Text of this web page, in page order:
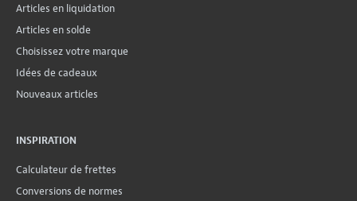
Articles en liquidation
Articles en solde
Choisissez votre marque
Idées de cadeaux
Nouveaux articles
INSPIRATION
Calculateur de frettes
Conversions de normes